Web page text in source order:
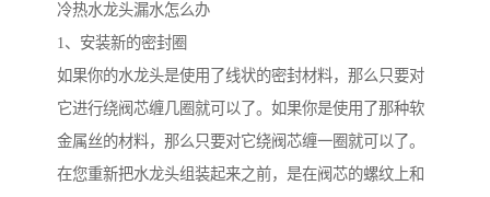
冷热水龙头漏水怎么办
1、安装新的密封圈
如果你的水龙头是使用了线状的密封材料，那么只要对
它进行绕阀芯缠几圈就可以了。如果你是使用了那种软
金属丝的材料，那么只要对它绕阀芯缠一圈就可以了。
在您重新把水龙头组装起来之前，是在阀芯的螺纹上和